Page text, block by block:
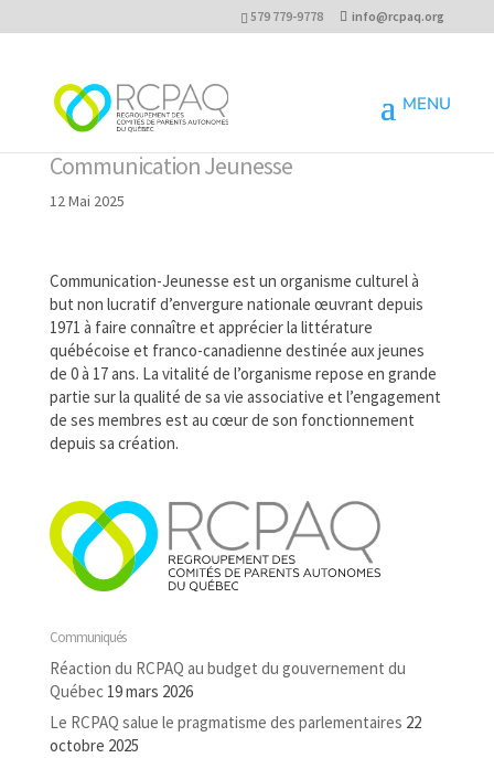
579 779-9778 info@rcpaq.org
Communication Jeunesse
12 Mai 2025
Communication-Jeunesse est un organisme culturel à
but non lucratif d’envergure nationale œuvrant depuis
1971 à faire connaître et apprécier la littérature
québécoise et franco-canadienne destinée aux jeunes
de 0 à 17 ans. La vitalité de l’organisme repose en grande
partie sur la qualité de sa vie associative et l’engagement
de ses membres est au cœur de son fonctionnement
depuis sa création.
Communiqués
Réaction du RCPAQ au budget du gouvernement du
Québec 19 mars 2026
Le RCPAQ salue le pragmatisme des parlementaires 22
octobre 2025